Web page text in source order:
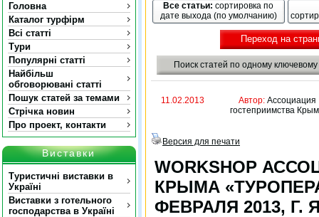
Головна
Каталог турфірм
Всі статті
Тури
Популярні статті
Найбільш
обговорювані статті
Пошук статей за темами
Стрічка новин
Про проект, контакти
Виставки
Туристичні виставки в
Україні
Виставки з готельного
господарства в Україні
Все статьи: сортировка по
дате выхода (по умолчанию)
Переход на
Поиск статей по одному ключевому
11.02.2013 Автор: Ассоциация
гостеприимства
Версия для печати
WORKSHOP
КРЫМА
ФЕВРАЛЯ 2013, Г.